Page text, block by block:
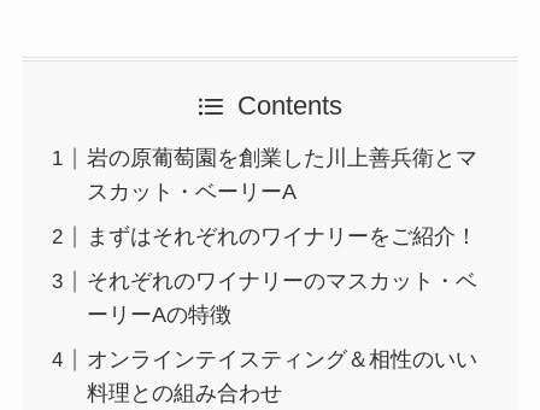
Contents
岩の原葡萄園を創業した川上善兵衛とマ
スカット・ベーリーA
まずはそれぞれのワイナリーをご紹介！
それぞれのワイナリーのマスカット・ベ
ーリーAの特徴
オンラインテイスティング＆相性のいい
料理との組み合わせ